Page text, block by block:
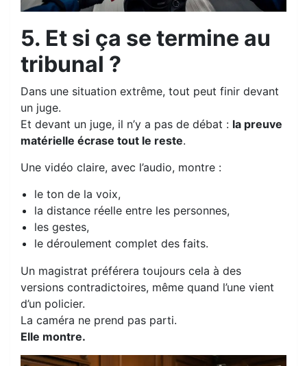
5. Et si ça se termine au
tribunal ?
Dans une situation extrême, tout peut finir devant
un juge.
Et devant un juge, il n’y a pas de débat : la preuve
matérielle écrase tout le reste.
Une vidéo claire, avec l’audio, montre :
le ton de la voix,
la distance réelle entre les personnes,
les gestes,
le déroulement complet des faits.
Un magistrat préférera toujours cela à des
versions contradictoires, même quand l’une vient
d’un policier.
La caméra ne prend pas parti.
Elle montre.